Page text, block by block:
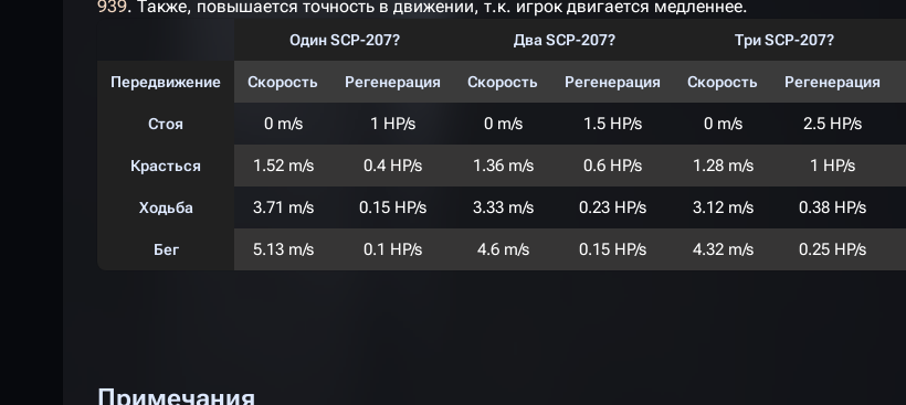
939. Также, повышается точность в движении, т.к. игрок двигается медленнее.
Один SCP-207? Два SCP-207? Три SCP-207?
Передвижение Скорость Регенерация Скорость Регенерация Скорость Регенерация
Стоя 0 m/s 1 HP/s 0 m/s 1.5 HP/s 0 m/s 2.5 HP/s
Красться 1.52 m/s 0.4 HP/s 1.36 m/s 0.6 HP/s 1.28 m/s 1 HP/s
Ходьба 3.71 m/s 0.15 HP/s 3.33 m/s 0.23 HP/s 3.12 m/s 0.38 HP/s
Бег 5.13 m/s 0.1 HP/s 4.6 m/s 0.15 HP/s 4.32 m/s 0.25 HP/s
Примечания